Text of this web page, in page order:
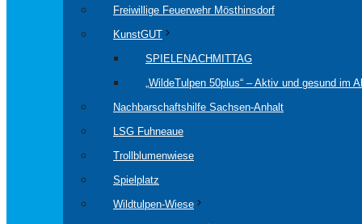
Freiwillige Feuerwehr Mösthinsdorf
KunstGUT
SPIELENACHMITTAG
„WildeTulpen 50plus“ – Aktiv und gesund im
Nachbarschaftshilfe Sachsen-Anhalt
LSG Fuhneaue
Trollblumenwiese
Spielplatz
Wildtulpen-Wiese